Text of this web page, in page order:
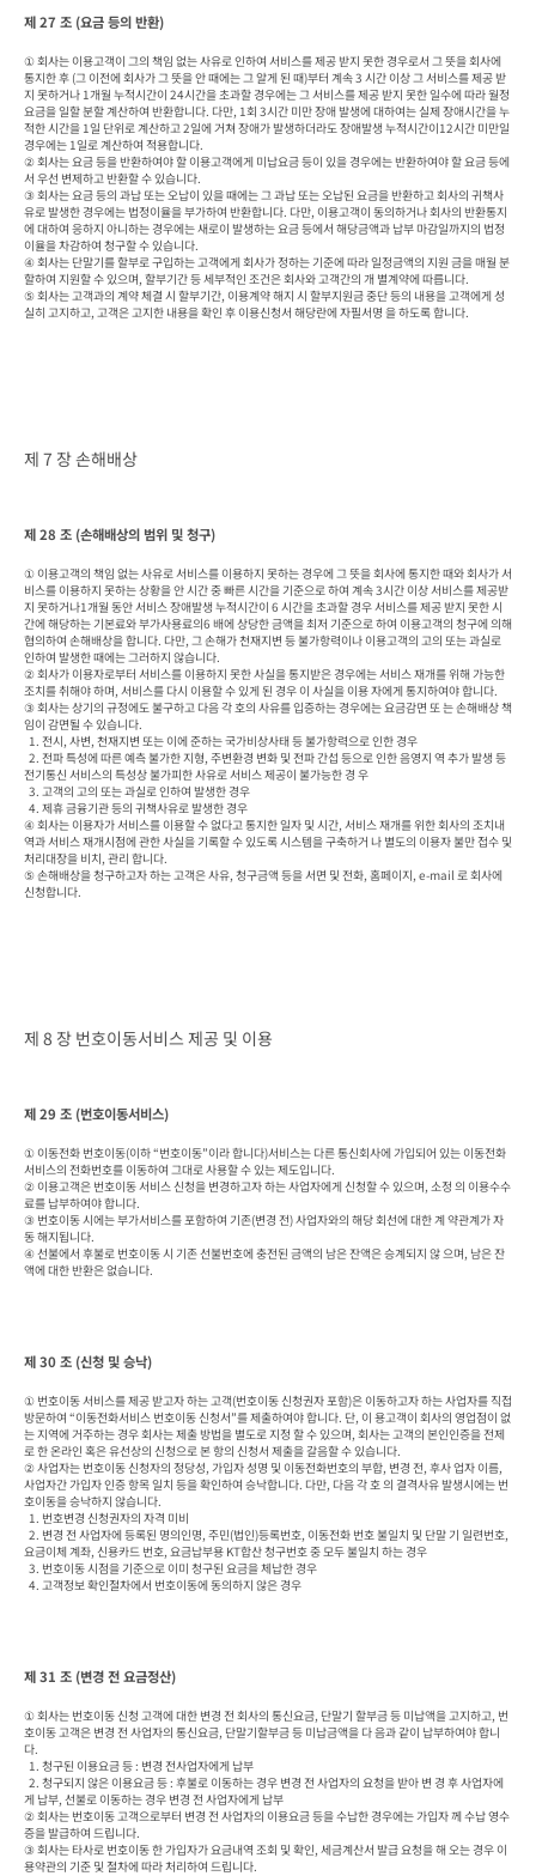
제 27 조 (요금 등의 반환)
① 회사는 이용고객이 그의 책임 없는 사유로 인하여 서비스를 제공 받지 못한 경우로서 그 뜻을 회사에
통지한 후 (그 이전에 회사가 그 뜻을 안 때에는 그 알게 된 때)부터 계속 3 시간 이상 그 서비스를 제공 받
지 못하거나 1개월 누적시간이 24시간을 초과할 경우에는 그 서비스를 제공 받지 못한 일수에 따라 월정
요금을 일할 분할 계산하여 반환합니다. 다만, 1회 3시간 미만 장애 발생에 대하여는 실제 장애시간을 누
적한 시간을 1일 단위로 계산하고 2일에 거쳐 장애가 발생하더라도 장애발생 누적시간이12시간 미만일
경우에는 1일로 계산하여 적용합니다.
② 회사는 요금 등을 반환하여야 할 이용고객에게 미납요금 등이 있을 경우에는 반환하여야 할 요금 등에
서 우선 변제하고 반환할 수 있습니다.
③ 회사는 요금 등의 과납 또는 오납이 있을 때에는 그 과납 또는 오납된 요금을 반환하고 회사의 귀책사
유로 발생한 경우에는 법정이율을 부가하여 반환합니다. 다만, 이용고객이 동의하거나 회사의 반환통지
에 대하여 응하지 아니하는 경우에는 새로이 발생하는 요금 등에서 해당금액과 납부 마감일까지의 법정
이율을 차감하여 청구할 수 있습니다.
④ 회사는 단말기를 할부로 구입하는 고객에게 회사가 정하는 기준에 따라 일정금액의 지원 금을 매월 분
할하여 지원할 수 있으며, 할부기간 등 세부적인 조건은 회사와 고객간의 개 별계약에 따릅니다.
⑤ 회사는 고객과의 계약 체결 시 할부기간, 이용계약 해지 시 할부지원금 중단 등의 내용을 고객에게 성
실히 고지하고, 고객은 고지한 내용을 확인 후 이용신청서 해당란에 자필서명 을 하도록 합니다.
제 7 장 손해배상
제 28 조 (손해배상의 범위 및 청구)
① 이용고객의 책임 없는 사유로 서비스를 이용하지 못하는 경우에 그 뜻을 회사에 통지한 때와 회사가 서
비스를 이용하지 못하는 상황을 안 시간 중 빠른 시간을 기준으로 하여 계속 3시간 이상 서비스를 제공받
지 못하거나1개월 동안 서비스 장애발생 누적시간이 6 시간을 초과할 경우 서비스를 제공 받지 못한 시
간에 해당하는 기본료와 부가사용료의6 배에 상당한 금액을 최저 기준으로 하여 이용고객의 청구에 의해
협의하여 손해배상을 합니다. 다만, 그 손해가 천재지변 등 불가항력이나 이용고객의 고의 또는 과실로
인하여 발생한 때에는 그러하지 않습니다.
② 회사가 이용자로부터 서비스를 이용하지 못한 사실을 통지받은 경우에는 서비스 재개를 위해 가능한
조치를 취해야 하며, 서비스를 다시 이용할 수 있게 된 경우 이 사실을 이용 자에게 통지하여야 합니다.
③ 회사는 상기의 규정에도 불구하고 다음 각 호의 사유를 입증하는 경우에는 요금감면 또 는 손해배상 책
임이 감면될 수 있습니다.
전기통신 서비스의 특성상 불가피한 사유로 서비스 제공이 불가능한 경 우
④ 회사는 이용자가 서비스를 이용할 수 없다고 통지한 일자 및 시간, 서비스 재개를 위한 회사의 조치내
역과 서비스 재개시점에 관한 사실을 기록할 수 있도록 시스템을 구축하거 나 별도의 이용자 불만 접수 및
처리대장을 비치, 관리 합니다.
⑤ 손해배상을 청구하고자 하는 고객은 사유, 청구금액 등을 서면 및 전화, 홈페이지, e-mail 로 회사에
신청합니다.
제 8 장 번호이동서비스 제공 및 이용
제 29 조 (번호이동서비스)
① 이동전화 번호이동(이하 “번호이동”이라 합니다)서비스는 다른 통신회사에 가입되어 있는 이동전화
서비스의 전화번호를 이동하여 그대로 사용할 수 있는 제도입니다.
② 이용고객은 번호이동 서비스 신청을 변경하고자 하는 사업자에게 신청할 수 있으며, 소정 의 이용수수
료를 납부하여야 합니다.
③ 번호이동 시에는 부가서비스를 포함하여 기존(변경 전) 사업자와의 해당 회선에 대한 계 약관계가 자
동 해지됩니다.
④ 선불에서 후불로 번호이동 시 기존 선불번호에 충전된 금액의 남은 잔액은 승계되지 않 으며, 남은 잔
액에 대한 반환은 없습니다.
제 30 조 (신청 및 승낙)
① 번호이동 서비스를 제공 받고자 하는 고객(번호이동 신청권자 포함)은 이동하고자 하는 사업자를 직접
방문하여 “이동전화서비스 번호이동 신청서”를 제출하여야 합니다. 단, 이 용고객이 회사의 영업점이 없
는 지역에 거주하는 경우 회사는 제출 방법을 별도로 지정 할 수 있으며, 회사는 고객의 본인인증을 전제
로 한 온라인 혹은 유선상의 신청으로 본 항의 신청서 제출을 갈음할 수 있습니다.
② 사업자는 번호이동 신청자의 정당성, 가입자 성명 및 이동전화번호의 부합, 변경 전, 후사 업자 이름,
사업자간 가입자 인증 항목 일치 등을 확인하여 승낙합니다. 다만, 다음 각 호 의 결격사유 발생시에는 번
호이동을 승낙하지 않습니다.
요금이체 계좌, 신용카드 번호, 요금납부용 KT합산 청구번호 중 모두 불일치 하는 경우
  4. 고객정보 확인절차에서 번호이동에 동의하지 않은 경우
제 31 조 (변경 전 요금정산)
① 회사는 번호이동 신청 고객에 대한 변경 전 회사의 통신요금, 단말기 할부금 등 미납액을 고지하고, 번
호이동 고객은 변경 전 사업자의 통신요금, 단말기할부금 등 미납금액을 다 음과 같이 납부하여야 합니
다.
게 납부, 선불로 이동하는 경우 변경 전 사업자에게 납부
② 회사는 번호이동 고객으로부터 변경 전 사업자의 이용요금 등을 수납한 경우에는 가입자 께 수납 영수
증을 발급하여 드립니다.
③ 회사는 타사로 번호이동 한 가입자가 요금내역 조회 및 확인, 세금계산서 발급 요청을 해 오는 경우 이
용약관의 기준 및 절차에 따라 처리하여 드립니다.